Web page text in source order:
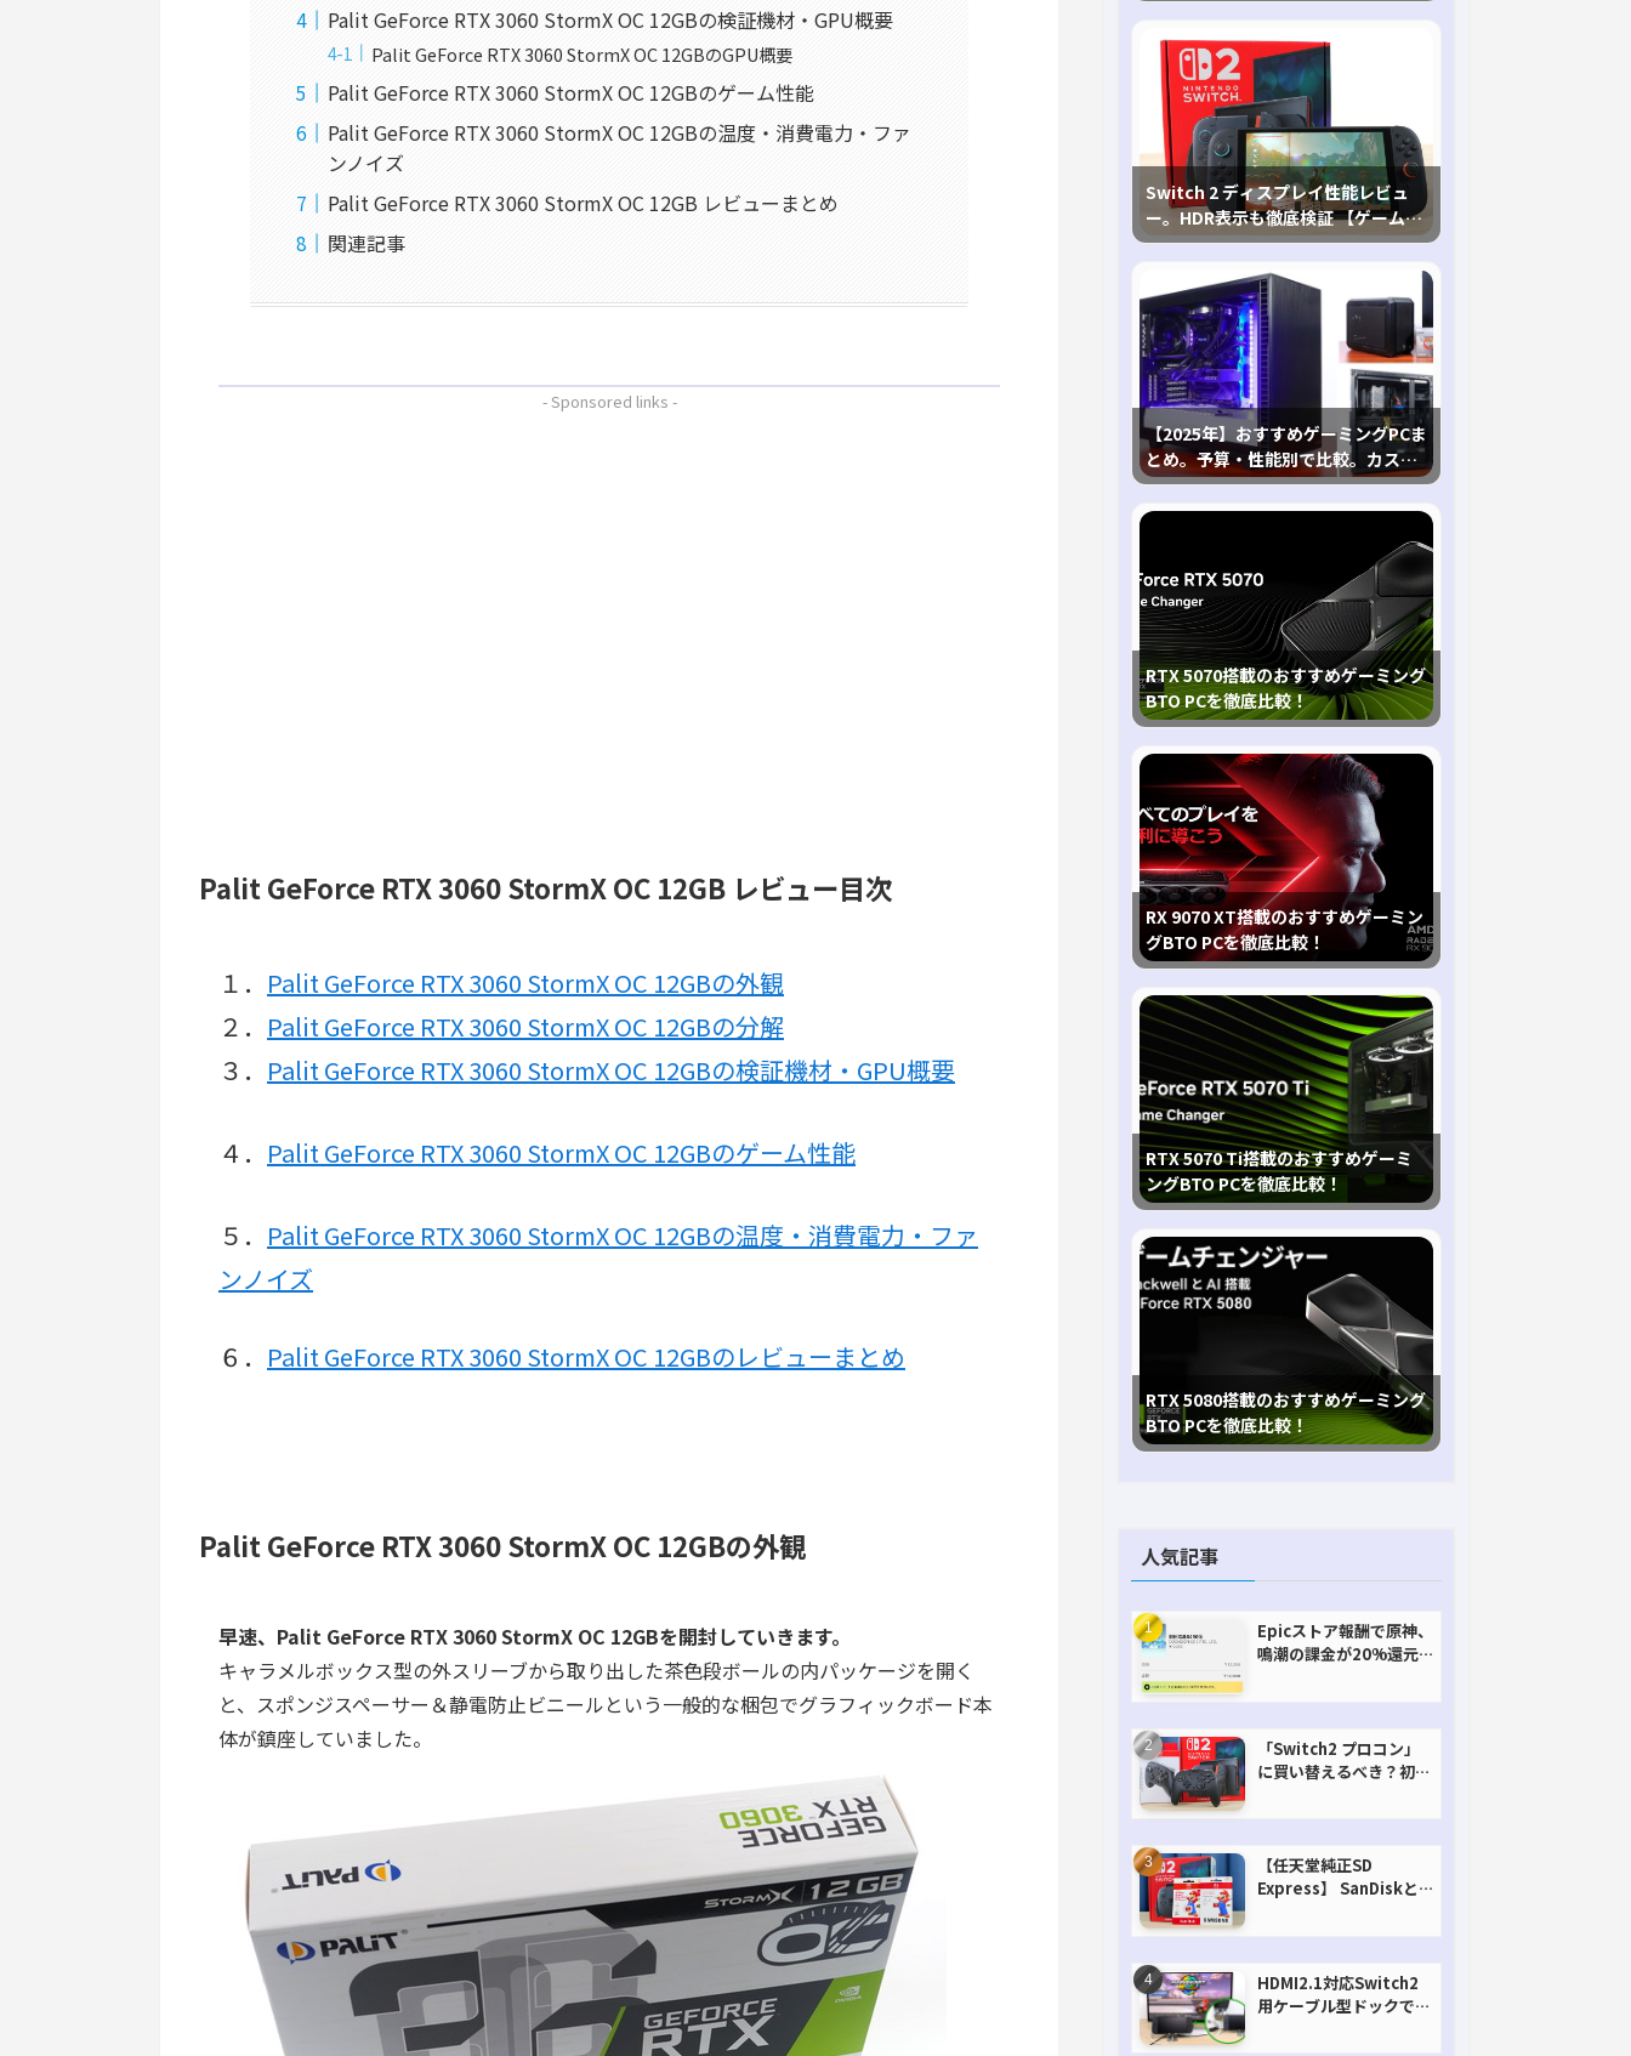
Palit GeForce RTX 3060 StormX OC 12GBの検証機材・GPU概要
Palit GeForce RTX 3060 StormX OC 12GBのGPU概要
Palit GeForce RTX 3060 StormX OC 12GBのゲーム性能
Palit GeForce RTX 3060 StormX OC 12GBの温度・消費電力・ファ
ンノイズ
Palit GeForce RTX 3060 StormX OC 12GB レビューまとめ
関連記事
- Sponsored links -
Palit GeForce RTX 3060 StormX OC 12GB レビュー目次
１． Palit GeForce RTX 3060 StormX OC 12GBの外観
２． Palit GeForce RTX 3060 StormX OC 12GBの分解
３． Palit GeForce RTX 3060 StormX OC 12GBの検証機材・GPU概要
４． Palit GeForce RTX 3060 StormX OC 12GBのゲーム性能
５． Palit GeForce RTX 3060 StormX OC 12GBの温度・消費電力・ファ
ンノイズ
６． Palit GeForce RTX 3060 StormX OC 12GBのレビューまとめ
Palit GeForce RTX 3060 StormX OC 12GBの外観
早速、 Palit GeForce RTX 3060 StormX OC 12GBを開封していきます。
キャラメルボックス型の外スリーブから取り出した茶色段ボールの内パッケージを開く
と、スポンジスペーサー＆静電防止ビニールという一般的な梱包でグラフィックボード本
体が鎮座していました。
Switch 2 ディスプレイ性能レビュ
ー。HDR表示も徹底検証 【ゲームに
おけるHDRの未来を切り開く1台！】
【2025年】おすすめゲーミングPCま
とめ。予算・性能別で比較。カスタ
マイズ指南も
RTX 5070搭載のおすすめゲーミング
BTO PCを徹底比較！
RX 9070 XT搭載のおすすめゲーミン
グBTO PCを徹底比較！
RTX 5070 Ti搭載のおすすめゲーミ
ングBTO PCを徹底比較！
RTX 5080搭載のおすすめゲーミング
BTO PCを徹底比較！
人気記事
Epicストア報酬で原神、
鳴潮の課金が20%還元
「Switch2 プロコン」
に買い替えるべき？初代
【任天堂純正SD
Express】 SanDiskと
HDMI2.1対応Switch2
用ケーブル型ドックで省